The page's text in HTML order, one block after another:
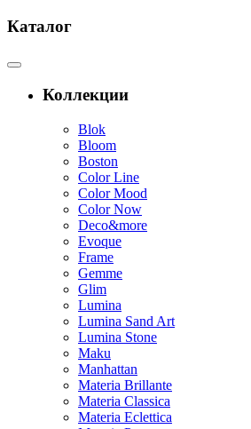
Каталог
Коллекции
Blok
Bloom
Boston
Color Line
Color Mood
Color Now
Deco&more
Evoque
Frame
Gemme
Glim
Lumina
Lumina Sand Art
Lumina Stone
Maku
Manhattan
Materia Brillante
Materia Classica
Materia Eclettica